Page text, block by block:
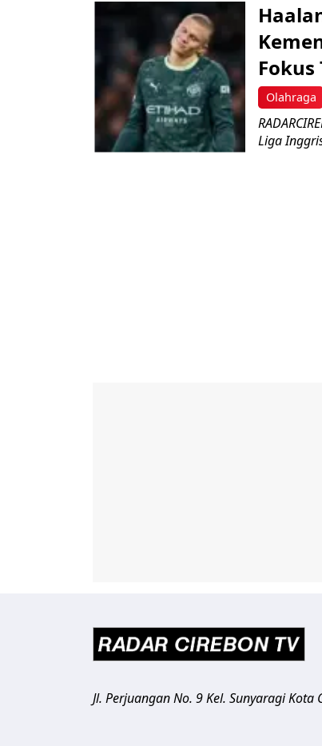
Olahraga
Liga
Jl. Perjuangan No. 9 Kel. SunyaragiKota